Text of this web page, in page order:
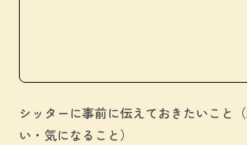
シッターに事前に伝えておきたいこと
い・気になること）